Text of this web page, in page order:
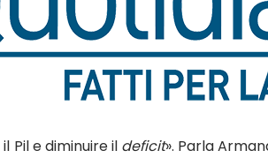
Pil e diminuire il deficit». Parla